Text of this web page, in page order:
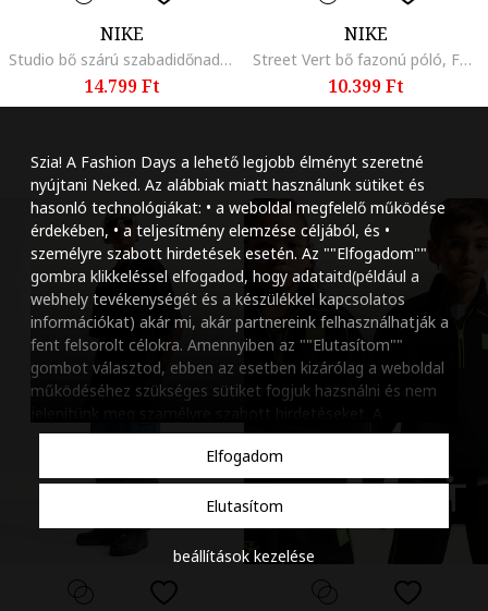
Szia! A Fashion Days a lehető legjobb élményt szeretné
nyújtani Neked. Az alábbiak miatt használunk sütiket és
hasonló technológiákat: • a weboldal megfelelő működése
érdekében, • a teljesítmény elemzése céljából, és •
személyre szabott hirdetések esetén. Az ""Elfogadom""
gombra klikkeléssel elfogadod, hogy adataitd(például a
webhely tevékenységét és a készülékkel kapcsolatos
információkat) akár mi, akár partnereink felhasználhatják a
fent felsorolt célokra. Amennyiben az ""Elutasítom""
gombot választod, ebben az esetben kizárólag a weboldal
működéséhez szükséges sütiket fogjuk hazsnálni és nem
beállításaidat bármikor módosíthatod, a ""Beállítások
kezelése"" gombra kattintva. Tudj meg többet
szabályzatunkról.
Elfogadom
Elutasítom
beállítások kezelése
NIKE
Studio bő szárú szabadidőnadrág oldalzsebekkel, Sötét rózsaszín,
14.799 Ft
NIKE
Street Vert bő fazonú póló, Fekete,
10.399 Ft
accessibility
Szöveg méretének
Szóköz növelése
Szóköz csökkentése
Sortávolság
Sortávolság
Színek invertálása
Szürke
Nagy kurzor
Animációk letiltása